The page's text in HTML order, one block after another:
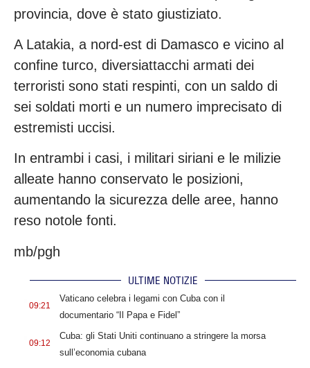
provincia, dove è stato giustiziato.
A Latakia, a nord-est di Damasco e vicino al
confine turco, diversiattacchi armati dei
terroristi sono stati respinti, con un saldo di
sei soldati morti e un numero imprecisato di
estremisti uccisi.
In entrambi i casi, i militari siriani e le milizie
alleate hanno conservato le posizioni,
aumentando la sicurezza delle aree, hanno
reso notole fonti.
mb/pgh
ULTIME NOTIZIE
09:21
Vaticano celebra i legami con Cuba con il
documentario “Il Papa e Fidel”
09:12
Cuba: gli Stati Uniti continuano a stringere la morsa
sull’economia cubana